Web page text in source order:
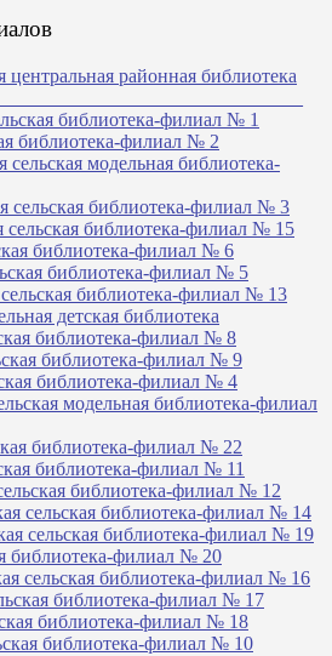
районная библиотека
библиотека-филиал № 1
библиотека-филиал № 2
сельская модельная библиотека-
сельская библиотека-филиал № 3
сельская библиотека-филиал № 15
библиотека-филиал № 6
библиотека-филиал № 5
библиотека-филиал № 13
детская библиотека
библиотека-филиал № 8
библиотека-филиал № 9
библиотека-филиал № 4
модельная библиотека-филиал
библиотека-филиал № 22
библиотека-филиал № 11
библиотека-филиал № 12
сельская библиотека-филиал № 14
сельская библиотека-филиал № 19
библиотека-филиал № 20
сельская библиотека-филиал № 16
библиотека-филиал № 17
библиотека-филиал № 18
библиотека-филиал № 10